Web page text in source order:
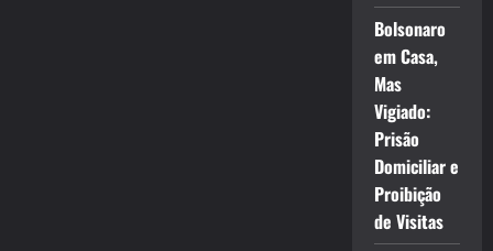
Bolsonaro
em Casa,
Mas
Vigiado:
Prisão
Domiciliar e
Proibição
de Visitas